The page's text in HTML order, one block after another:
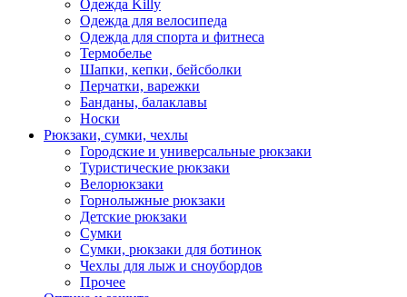
Одежда Killy
Одежда для велосипеда
Одежда для спорта и фитнеса
Термобелье
Шапки, кепки, бейсболки
Перчатки, варежки
Банданы, балаклавы
Носки
Рюкзаки, сумки, чехлы
Городские и универсальные рюкзаки
Туристические рюкзаки
Велорюкзаки
Горнолыжные рюкзаки
Детские рюкзаки
Сумки
Сумки, рюкзаки для ботинок
Чехлы для лыж и сноубордов
Прочее